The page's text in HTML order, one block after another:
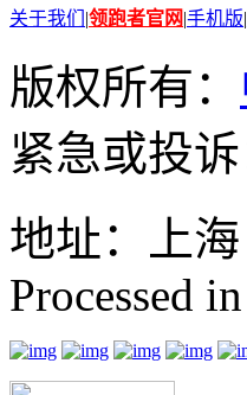
关于我们 |领跑者官网|手机版|
版权所有：
紧急或投
地址：上海
Processed